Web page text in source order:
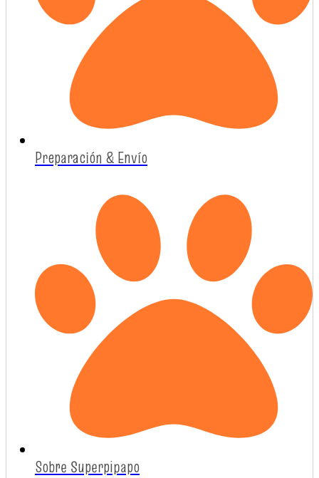
Preparación & Envío
Sobre Superpipapo